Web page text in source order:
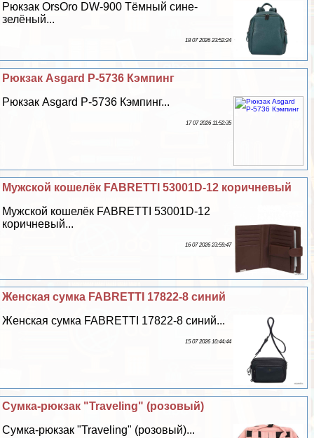
Рюкзак OrsOro DW-900 Тёмный сине-
зелёный...
18 07 2026 23:52:24
Рюкзак Asgard Р-5736 Кэмпинг
Рюкзак Asgard Р-5736 Кэмпинг...
17 07 2026 11:52:35
Мужской кошелёк FABRETTI 53001D-12 коричневый
Мужской кошелёк FABRETTI 53001D-12
коричневый...
16 07 2026 23:59:47
Женская сумка FABRETTI 17822-8 синий
Женская сумка FABRETTI 17822-8 синий...
15 07 2026 10:44:44
Сумка-рюкзак "Traveling" (розовый)
Сумка-рюкзак "Traveling" (розовый)...